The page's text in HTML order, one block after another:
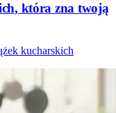
która zna twoją
kucharskich